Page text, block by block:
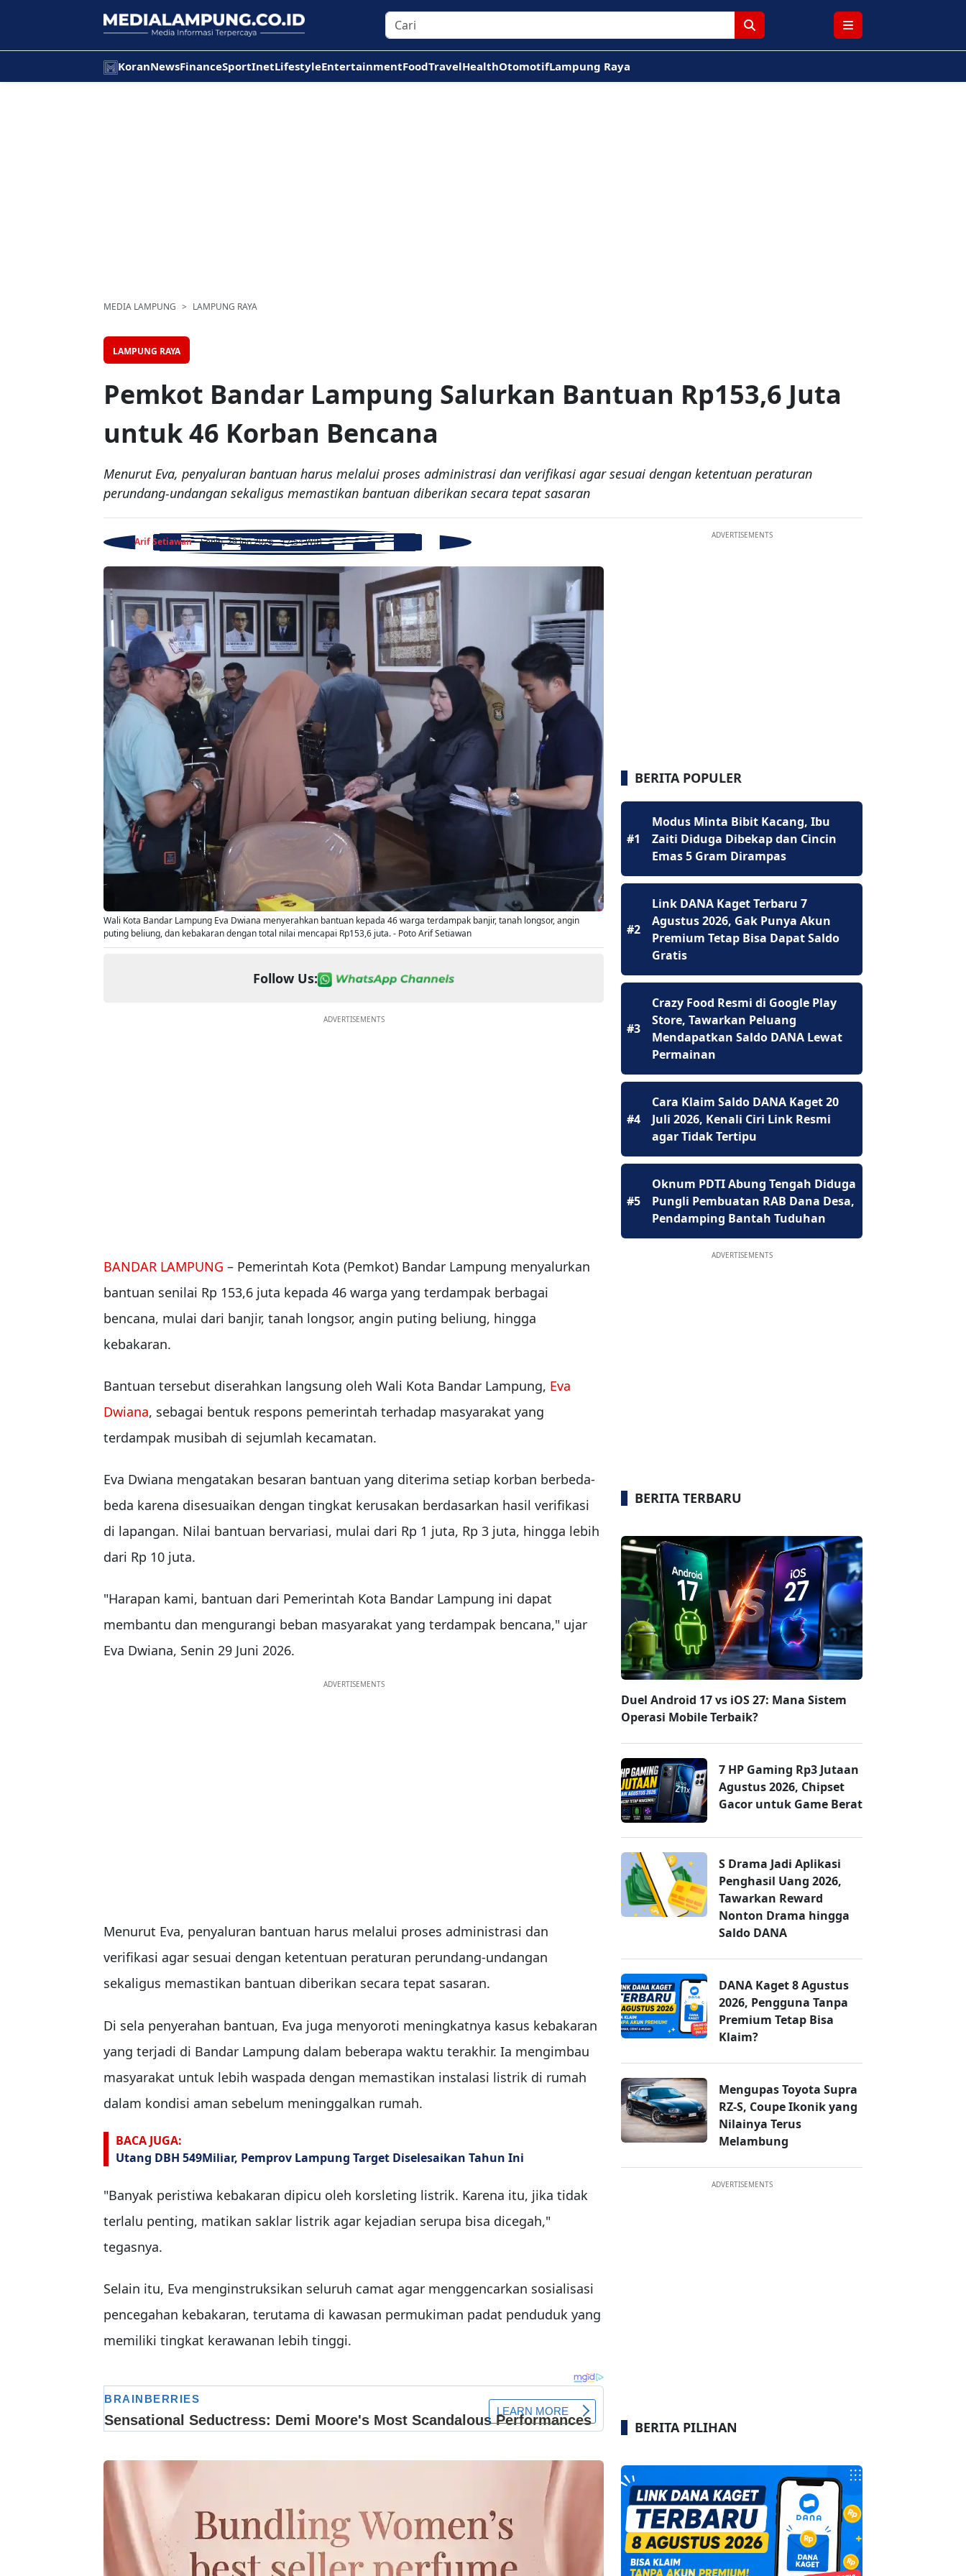
KoranNewsFinanceSportInetLifestyleEntertainmentFoodTravelHealthOtomotifLampung Raya
MEDIA LAMPUNG LAMPUNG RAYA
LAMPUNG RAYA
Pemkot Bandar Lampung Salurkan Bantuan Rp153,6 Juta
untuk 46 Korban Bencana
Menurut Eva, penyaluran bantuan harus melalui proses administrasi dan verifikasi agar sesuai dengan ketentuan peraturan
perundang-undangan sekaligus memastikan bantuan diberikan secara tepat sasaran
Arif Setiawan - Senin, 29 Jun 2026 - 17:54 WIB
Wali Kota Bandar Lampung Eva Dwiana menyerahkan bantuan kepada 46 warga terdampak banjir, tanah longsor, angin
puting beliung, dan kebakaran dengan total nilai mencapai Rp153,6 juta. - Poto Arif Setiawan
Follow Us:
ADVERTISEMENTS
BANDAR LAMPUNG – Pemerintah Kota (Pemkot) Bandar Lampung menyalurkan
bantuan senilai Rp 153,6 juta kepada 46 warga yang terdampak berbagai
bencana, mulai dari banjir, tanah longsor, angin puting beliung, hingga
kebakaran.
Bantuan tersebut diserahkan langsung oleh Wali Kota Bandar Lampung, Eva
Dwiana, sebagai bentuk respons pemerintah terhadap masyarakat yang
terdampak musibah di sejumlah kecamatan.
Eva Dwiana mengatakan besaran bantuan yang diterima setiap korban berbeda-
beda karena disesuaikan dengan tingkat kerusakan berdasarkan hasil verifikasi
di lapangan. Nilai bantuan bervariasi, mulai dari Rp 1 juta, Rp 3 juta, hingga lebih
dari Rp 10 juta.
"Harapan kami, bantuan dari Pemerintah Kota Bandar Lampung ini dapat
membantu dan mengurangi beban masyarakat yang terdampak bencana," ujar
Eva Dwiana, Senin 29 Juni 2026.
ADVERTISEMENTS
Menurut Eva, penyaluran bantuan harus melalui proses administrasi dan
verifikasi agar sesuai dengan ketentuan peraturan perundang-undangan
sekaligus memastikan bantuan diberikan secara tepat sasaran.
Di sela penyerahan bantuan, Eva juga menyoroti meningkatnya kasus kebakaran
yang terjadi di Bandar Lampung dalam beberapa waktu terakhir. Ia mengimbau
masyarakat untuk lebih waspada dengan memastikan instalasi listrik di rumah
dalam kondisi aman sebelum meninggalkan rumah.
BACA JUGA:
Utang DBH 549Miliar, Pemprov Lampung Target Diselesaikan Tahun Ini
"Banyak peristiwa kebakaran dipicu oleh korsleting listrik. Karena itu, jika tidak
terlalu penting, matikan saklar listrik agar kejadian serupa bisa dicegah,"
tegasnya.
Selain itu, Eva menginstruksikan seluruh camat agar menggencarkan sosialisasi
pencegahan kebakaran, terutama di kawasan permukiman padat penduduk yang
memiliki tingkat kerawanan lebih tinggi.
ADVERTISEMENTS
BERITA POPULER
#1
Modus Minta Bibit Kacang, Ibu
Zaiti Diduga Dibekap dan Cincin
Emas 5 Gram Dirampas
#2
Link DANA Kaget Terbaru 7
Agustus 2026, Gak Punya Akun
Premium Tetap Bisa Dapat Saldo
Gratis
#3
Crazy Food Resmi di Google Play
Store, Tawarkan Peluang
Mendapatkan Saldo DANA Lewat
Permainan
#4
Cara Klaim Saldo DANA Kaget 20
Juli 2026, Kenali Ciri Link Resmi
agar Tidak Tertipu
#5
Oknum PDTI Abung Tengah Diduga
Pungli Pembuatan RAB Dana Desa,
Pendamping Bantah Tuduhan
ADVERTISEMENTS
BERITA TERBARU
Duel Android 17 vs iOS 27: Mana Sistem
Operasi Mobile Terbaik?
7 HP Gaming Rp3 Jutaan
Agustus 2026, Chipset
Gacor untuk Game Berat
S Drama Jadi Aplikasi
Penghasil Uang 2026,
Tawarkan Reward
Nonton Drama hingga
Saldo DANA
DANA Kaget 8 Agustus
2026, Pengguna Tanpa
Premium Tetap Bisa
Klaim?
Mengupas Toyota Supra
RZ-S, Coupe Ikonik yang
Nilainya Terus
Melambung
ADVERTISEMENTS
BERITA PILIHAN